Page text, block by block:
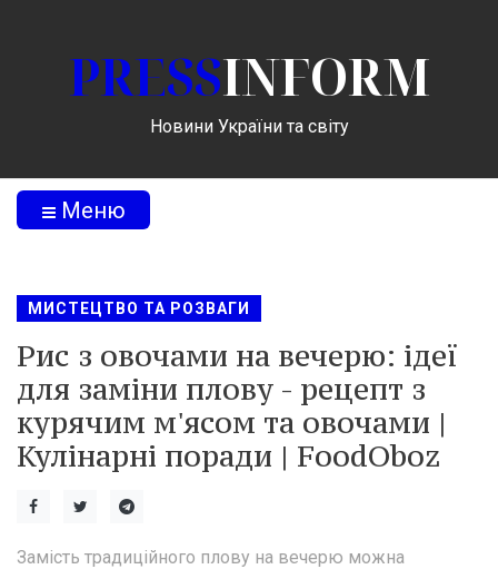
PRESSINFORM
Новини України та світу
Меню
МИСТЕЦТВО ТА РОЗВАГИ
Рис з овочами на вечерю: ідеї
для заміни плову - рецепт з
курячим м'ясом та овочами |
Кулінарні поради | FoodOboz
Замість традиційного плову на вечерю можна